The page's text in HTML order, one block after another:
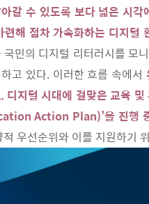
갈 수 있도록 보다 넓은 시
해 점차 가속화하는 디지털
민의 디지털 리터러시를 모
고 있다. 이러한 흐름 속에서
디지털 시대에 걸맞은 교육
Action Plan)’을 진행
우선순위와 이를 지원하기